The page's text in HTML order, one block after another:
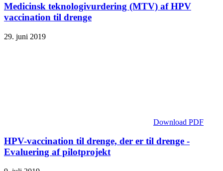
Medicinsk teknologivurdering (MTV) af HPV
vaccination til drenge
29. juni 2019
Download PDF
HPV-vaccination til drenge, der er til drenge -
Evaluering af pilotprojekt